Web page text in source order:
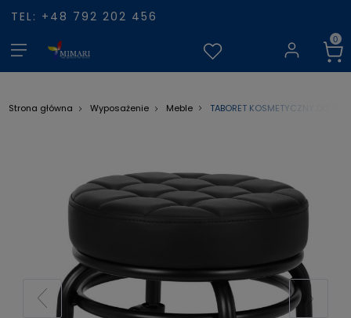
TEL: +48 792 202 456
Strona główna Wyposażenie Meble TABORET KOSMETYCZNY DO